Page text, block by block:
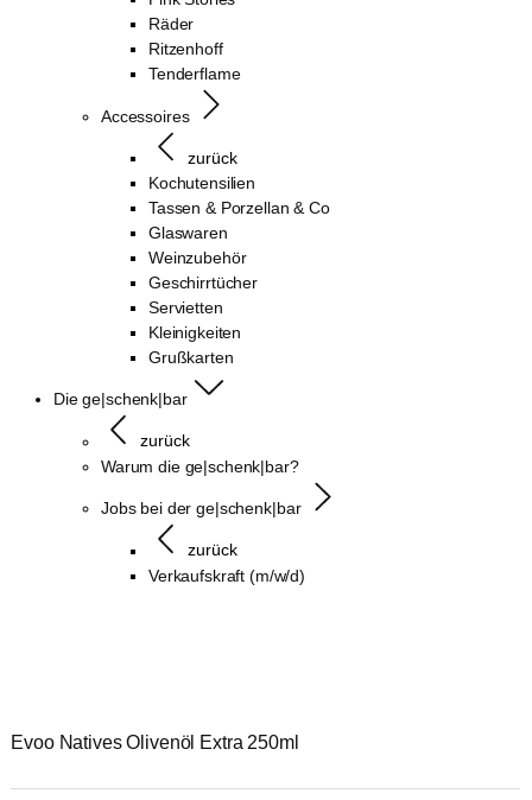
Räder
Ritzenhoff
Tenderflame
Accessoires
zurück
Kochutensilien
Tassen & Porzellan & Co
Glaswaren
Weinzubehör
Geschirrtücher
Servietten
Kleinigkeiten
Grußkarten
Die ge|schenk|bar
zurück
Warum die ge|schenk|bar?
Jobs bei der ge|schenk|bar
zurück
Verkaufskraft (m/w/d)
Evoo Natives Olivenöl Extra 250ml